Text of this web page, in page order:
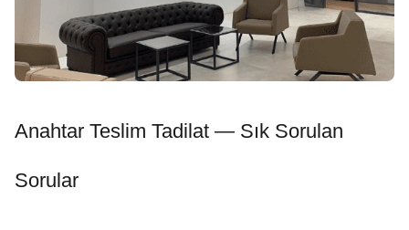
Anahtar Teslim Tadilat — Sık Sorulan
Sorular